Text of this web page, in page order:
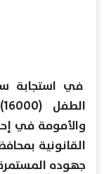
في استجابة
والأمومة في
القانونية
جهوده المستمرة